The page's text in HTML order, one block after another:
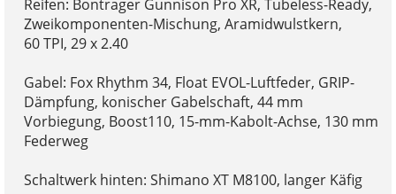
Reifen: Bontrager Gunnison Pro XR, Tubeless-Ready,
Zweikomponenten-Mischung, Aramidwulstkern,
60 TPI, 29 x 2.40
Gabel: Fox Rhythm 34, Float EVOL-Luftfeder, GRIP-
Dämpfung, konischer Gabelschaft, 44 mm
Vorbiegung, Boost110, 15-mm-Kabolt-Achse, 130 mm
Federweg
Schaltwerk hinten: Shimano XT M8100, langer Käfig